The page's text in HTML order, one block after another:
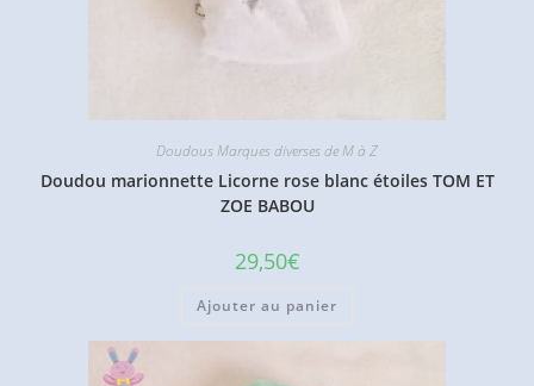
Doudous Marques diverses de M à Z
Doudou marionnette Licorne rose blanc étoiles TOM ET
ZOE BABOU
29,50€
Ajouter au panier